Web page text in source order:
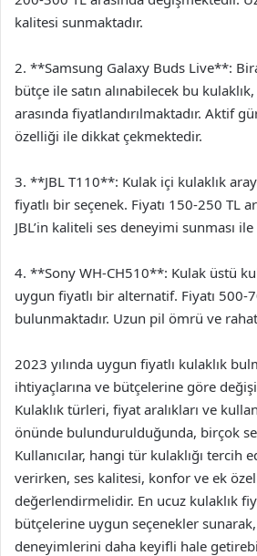
kalitesi sunmaktadır.
2. **Samsung Galaxy Buds Live**:
bütçe ile satın alınabilecek bu
arasında fiyatlandırılmaktadır. Aktif
özelliği ile dikkat çekmektedir.
3. **JBL T110**: Kulak içi kulaklık
fiyatlı bir seçenek. Fiyatı 150-250 TL
JBL’in kaliteli ses deneyimi sunması
4. **Sony WH-CH510**: Kulak üstü
uygun fiyatlı bir alternatif. Fiyatı 500-
bulunmaktadır. Uzun pil ömrü ve
2023 yılında uygun fiyatlı kulaklık
ihtiyaçlarına ve bütçelerine göre
Kulaklık türleri, fiyat aralıkları ve
önünde bulundurulduğunda, birçok
Kullanıcılar, hangi tür kulaklığı tercih
verirken, ses kalitesi, konfor ve ek
değerlendirmelidir. En ucuz kulaklık
bütçelerine uygun seçenekler
deneyimlerini daha keyifli hale